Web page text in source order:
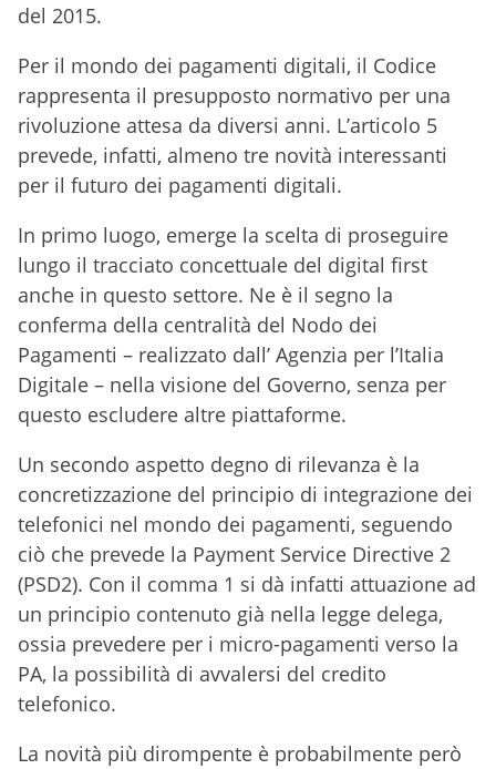
del 2015.
Per il mondo dei pagamenti digitali, il Codice
rappresenta il presupposto normativo per una
rivoluzione attesa da diversi anni. L’articolo 5
prevede, infatti, almeno tre novità interessanti
per il futuro dei pagamenti digitali.
In primo luogo, emerge la scelta di proseguire
lungo il tracciato concettuale del digital first
anche in questo settore. Ne è il segno la
conferma della centralità del Nodo dei
Pagamenti – realizzato dall’ Agenzia per l’Italia
Digitale – nella visione del Governo, senza per
questo escludere altre piattaforme.
Un secondo aspetto degno di rilevanza è la
concretizzazione del principio di integrazione dei
telefonici nel mondo dei pagamenti, seguendo
ciò che prevede la Payment Service Directive 2
(PSD2). Con il comma 1 si dà infatti attuazione ad
un principio contenuto già nella legge delega,
ossia prevedere per i micro-pagamenti verso la
PA, la possibilità di avvalersi del credito
telefonico.
La novità più dirompente è probabilmente però